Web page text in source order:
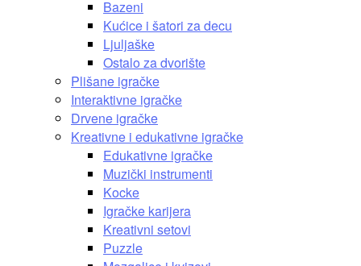
Bazeni
Kućice i šatori za decu
Ljuljaške
Ostalo za dvorište
Plišane igračke
Interaktivne igračke
Drvene igračke
Kreativne i edukativne igračke
Edukativne igračke
Muzički instrumenti
Kocke
Igračke karijera
Kreativni setovi
Puzzle